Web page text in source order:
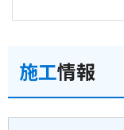
施工情報